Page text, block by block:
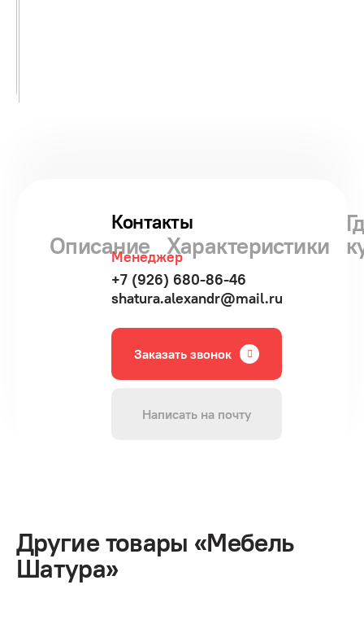
Описание Характеристики
Контакты
Менеджер
+7 (926) 680-86-46
shatura.alexandr@mail.ru
Заказать звонок
Написать на почту
Другие товары «Мебель
Шатура»